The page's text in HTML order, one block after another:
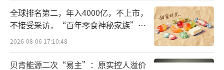
品。
博际生物的履历也同样显赫。博际生物是
主要研发方向为用于肿瘤和感染性疾病的生物
全球排名第二，年入4000亿，不上市，
不接受采访，“百年零食神秘家族”浮
出水面？
2026-08-06 17:10:48
贝肯能源二次“易主”：原实控人溢价